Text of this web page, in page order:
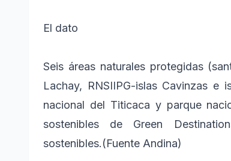
El dato
Seis áreas naturales protegidas
Lachay, RNSIIPG-islas Cavinzas e
nacional del Titicaca y parque
sostenibles de Green
sostenibles.(Fuente Andina)